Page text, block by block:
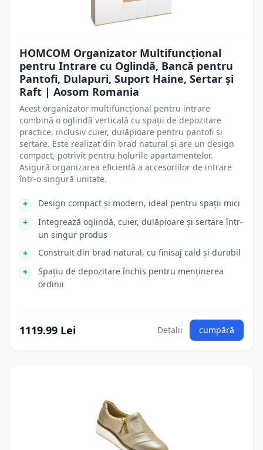
HOMCOM Organizator Multifuncțional
pentru Intrare cu Oglindă, Bancă pentru
Pantofi, Dulapuri, Suport Haine, Sertar și
Raft | Aosom Romania
Acest organizator multifuncțional pentru intrare
combină o oglindă verticală cu spații de depozitare
practice, inclusiv cuier, dulăpioare pentru pantofi și
sertare. Este realizat din brad natural și are un design
compact, potrivit pentru holurile apartamentelor.
Asigură organizarea eficientă a accesoriilor de intrare
într-o singură unitate.
Design compact și modern, ideal pentru spații mici
Integrează oglindă, cuier, dulăpioare și sertare într-
un singur produs
Construit din brad natural, cu finisaj cald și durabil
Spațiu de depozitare închis pentru menținerea
ordinii
1119.99 Lei Detalii cumpără